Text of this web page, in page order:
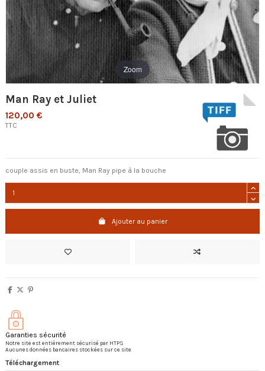
Zoom
Man Ray et Juliet
120,00 €
TTC
couple assis en buste, Man Ray pipe à la bouche
Ajouter au panier
Garanties sécurité
Notre site est entièrement sécurisé par HTPS
Aucunes données bancaires stockées sur ce site
Téléchargement